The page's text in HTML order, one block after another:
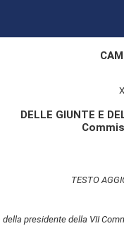
DELLE GIUNTE E
TESTO
presidente della VII